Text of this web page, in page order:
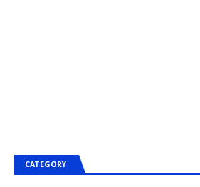
CATEGORY